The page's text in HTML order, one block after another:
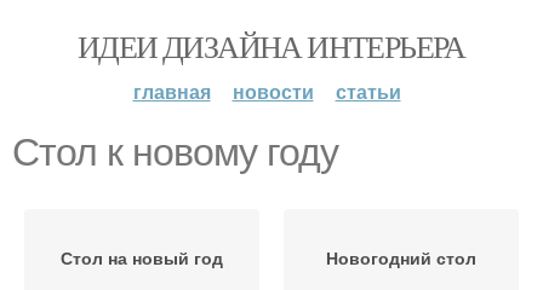
ИДЕИ ДИЗАЙНА ИНТЕРЬЕРА
главная новости статьи
Стол к новому году
Стол на новый год Новогодний стол